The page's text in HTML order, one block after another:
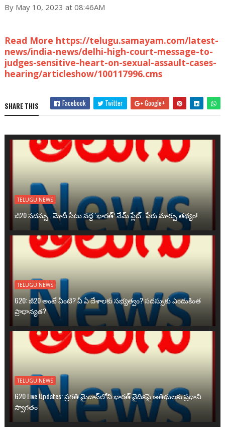
By May 10, 2023 at 08:46AM
Read More https://telugu.samayam.com/latest-
news/india-news/delhi-high-court-message-to-
judges-sensitive-heart-on-sexual-assault-cases-
hearing/articleshow/100117996.cms
SHARE THIS Facebook Twitter Google+
TELUGU NEWS
జీ20 సదస్సు.. మోదీ సీటు వద్ద ‘భారత్’ నేమ్ ప్లేట్‌.. పేరు మార్పు తథ్యం!
TELUGU NEWS
G20: జీ20 అంటే ఏంటి? ఏ ఏ దేశాలకు సభ్యత్వం? సదస్సుకు ఎందుకింత
ప్రాధాన్యత?
TELUGU NEWS
G20 Live Updates: ప్రగతి మైదాన్‌లోని భారత్ వైదికపై అతిథులకు ప్రధాని
స్వాగతం